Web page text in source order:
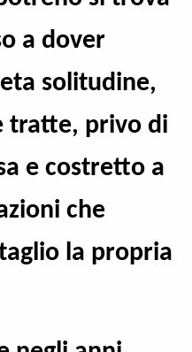
a dover
solitudine,
tratte, privo di
e costretto a
che
la propria